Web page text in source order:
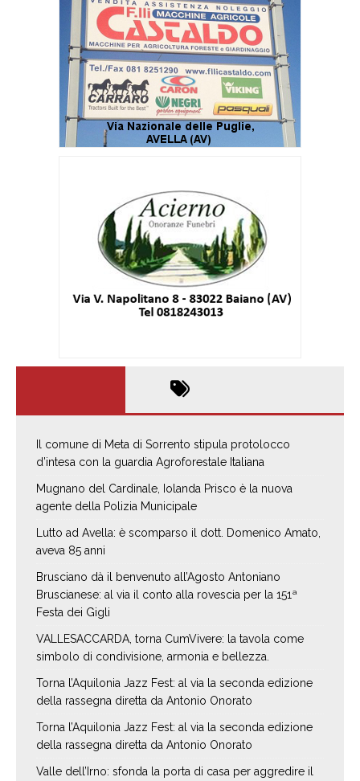
Il comune di Meta di Sorrento stipula protolocco
d’intesa con la guardia Agroforestale Italiana
Mugnano del Cardinale, Iolanda Prisco è la nuova
agente della Polizia Municipale
Lutto ad Avella: è scomparso il dott. Domenico Amato,
aveva 85 anni
Brusciano dà il benvenuto all’Agosto Antoniano
Bruscianese: al via il conto alla rovescia per la 151ª
Festa dei Gigli
VALLESACCARDA, torna CumVivere: la tavola come
simbolo di condivisione, armonia e bellezza.
Torna l’Aquilonia Jazz Fest: al via la seconda edizione
della rassegna diretta da Antonio Onorato
Torna l’Aquilonia Jazz Fest: al via la seconda edizione
della rassegna diretta da Antonio Onorato
Valle dell’Irno: sfonda la porta di casa per aggredire il